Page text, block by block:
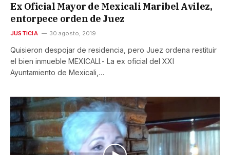
Ex Oficial Mayor de Mexicali Maribel Avilez,
entorpece orden de Juez
JUSTICIA 30 agosto, 2019
Quisieron despojar de residencia, pero Juez ordena restituir
el bien inmueble MEXICALI.- La ex oficial del XXI
Ayuntamiento de Mexicali,…